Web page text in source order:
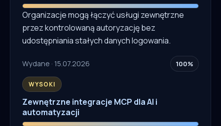
Organizacje mogą łączyć usługi zewnętrzne
przez kontrolowaną autoryzację bez
udostępniania stałych danych logowania.
Wydane · 15.07.2026 100%
WYSOKI
Zewnętrzne integracje MCP dla AI i
automatyzacji